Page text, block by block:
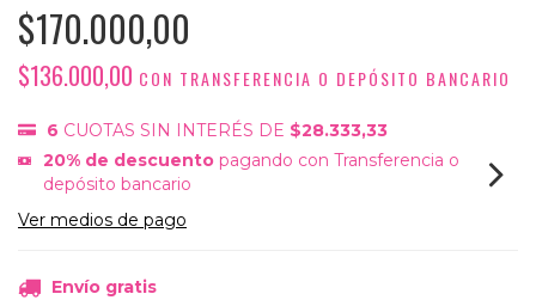
$170.000,00
$136.000,00 CON TRANSFERENCIA O DEPÓSITO BANCARIO
6 CUOTAS SIN INTERÉS DE $28.333,33
20% de descuento pagando con Transferencia o
depósito bancario
Ver medios de pago
Envío gratis